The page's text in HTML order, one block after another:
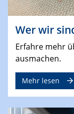
Wer wir
Erfahre mehr
ausmachen.
Mehr lesen